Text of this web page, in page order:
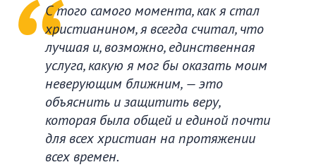
С того самого момента, как я стал
христианином, я всегда считал, что
лучшая и, возможно, единственная
услуга, какую я мог бы оказать моим
неверующим ближним, — это
объяснить и защитить веру,
которая была общей и единой почти
для всех христиан на протяжении
всех времен.